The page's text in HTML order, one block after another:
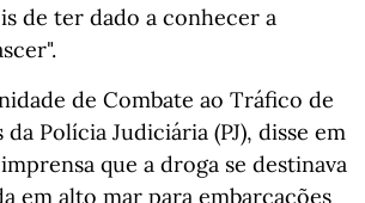
de ter dado a conhecer a
de Combate ao Tráfico de
Polícia Judiciária (PJ), disse em
que a droga se destinava
em alto mar para embarcações